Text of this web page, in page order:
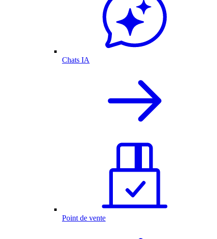
Chats IA
Point de vente